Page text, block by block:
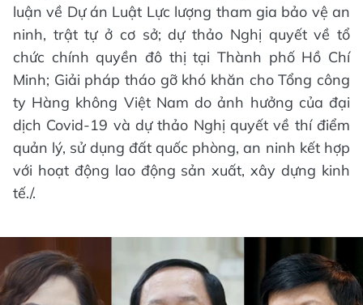
luận về Dự án Luật Lực lượng tham gia bảo vệ an
ninh, trật tự ở cơ sở; dự thảo Nghị quyết về tổ
chức chính quyền đô thị tại Thành phố Hồ Chí
Minh; Giải pháp tháo gỡ khó khăn cho Tổng công
ty Hàng không Việt Nam do ảnh hưởng của đại
dịch Covid-19 và dự thảo Nghị quyết về thí điểm
quản lý, sử dụng đất quốc phòng, an ninh kết hợp
với hoạt động lao động sản xuất, xây dựng kinh
tế./.